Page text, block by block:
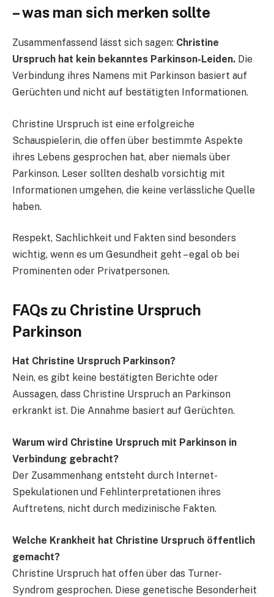
– was man sich merken sollte
Zusammenfassend lässt sich sagen: Christine
Urspruch hat kein bekanntes Parkinson-Leiden. Die
Verbindung ihres Namens mit Parkinson basiert auf
Gerüchten und nicht auf bestätigten Informationen.
Christine Urspruch ist eine erfolgreiche
Schauspielerin, die offen über bestimmte Aspekte
ihres Lebens gesprochen hat, aber niemals über
Parkinson. Leser sollten deshalb vorsichtig mit
Informationen umgehen, die keine verlässliche Quelle
haben.
Respekt, Sachlichkeit und Fakten sind besonders
wichtig, wenn es um Gesundheit geht – egal ob bei
Prominenten oder Privatpersonen.
FAQs zu Christine Urspruch
Parkinson
Hat Christine Urspruch Parkinson?
Nein, es gibt keine bestätigten Berichte oder
Aussagen, dass Christine Urspruch an Parkinson
erkrankt ist. Die Annahme basiert auf Gerüchten.
Warum wird Christine Urspruch mit Parkinson in
Verbindung gebracht?
Der Zusammenhang entsteht durch Internet-
Spekulationen und Fehlinterpretationen ihres
Auftretens, nicht durch medizinische Fakten.
Welche Krankheit hat Christine Urspruch öffentlich
gemacht?
Christine Urspruch hat offen über das Turner-
Syndrom gesprochen. Diese genetische Besonderheit